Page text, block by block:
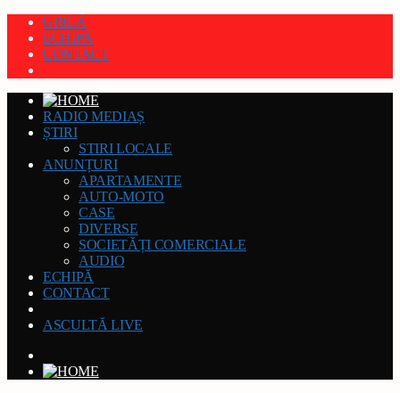
GRILĂ
ECHIPĂ
CONTACT
RADIO MEDIAȘ
ȘTIRI
STIRI LOCALE
ANUNȚURI
APARTAMENTE
AUTO-MOTO
CASE
DIVERSE
SOCIETĂȚI COMERCIALE
AUDIO
ECHIPĂ
CONTACT
ASCULTĂ LIVE